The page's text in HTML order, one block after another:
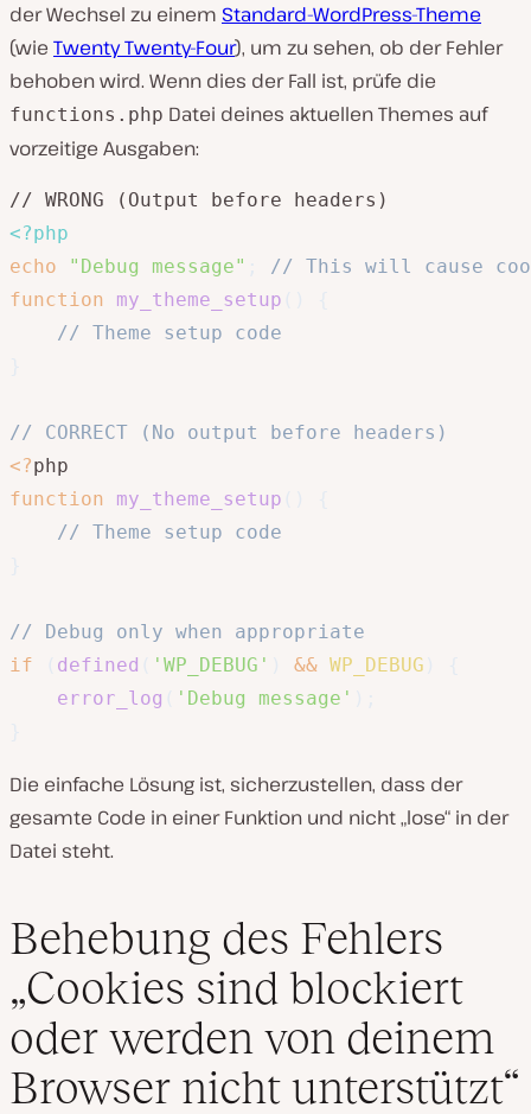
der Wechsel zu einem Standard-WordPress-Theme
(wie Twenty Twenty-Four), um zu sehen, ob der Fehler
behoben wird. Wenn dies der Fall ist, prüfe die
functions.php Datei deines aktuellen Themes auf
vorzeitige Ausgaben:
<?php
echo
"Debug message"
// This will cause
function
my_theme_setup
// Theme setup code
// CORRECT (No output before headers)
<?
function
my_theme_setup
// Theme setup code
// Debug only when appropriate
if
defined 'WP_DEBUG' && WP_DEBUG
error_log
'Debug message'
Die einfache Lösung ist, sicherzustellen, dass der
gesamte Code in einer Funktion und nicht „lose“ in der
Datei steht.
Behebung des Fehlers
„Cookies sind blockiert
oder werden von deinem
Browser nicht unterstützt“